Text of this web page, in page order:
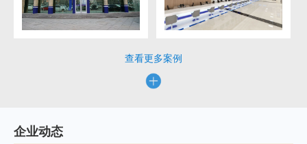
查看更多案例
企业动态